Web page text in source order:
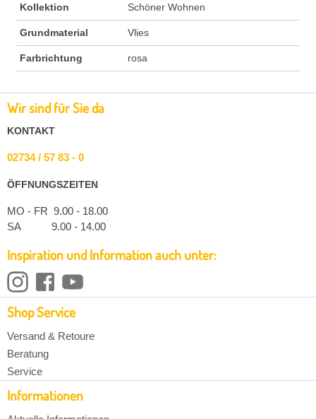
Kollektion Schöner Wohnen
Grundmaterial Vlies
Farbrichtung rosa
Wir sind für Sie da
KONTAKT
02734 / 57 83 - 0
ÖFFNUNGSZEITEN
MO - FR 9.00 - 18.00
SA 9.00 - 14.00
Inspiration und Information auch unter:
Shop Service
Versand & Retoure
Beratung
Service
Informationen